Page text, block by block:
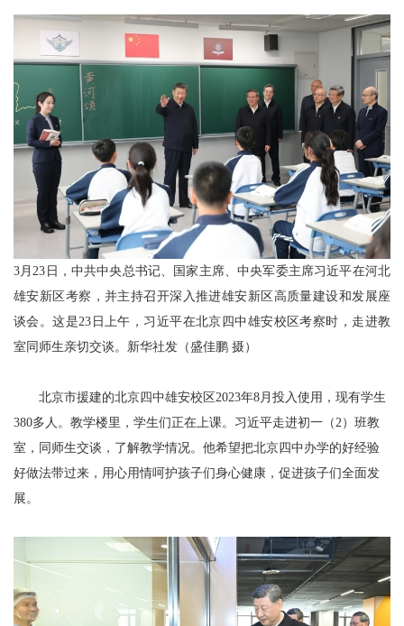
3月23日，中共中央总书记、国家主席、中央军委主席习近平在河北
雄安新区考察，并主持召开深入推进雄安新区高质量建设和发展座
谈会。这是23日上午，习近平在北京四中雄安校区考察时，走进教
室同师生亲切交谈。新华社发（盛佳鹏 摄）
北京市援建的北京四中雄安校区2023年8月投入使用，现有学生
380多人。教学楼里，学生们正在上课。习近平走进初一（2）班教
室，同师生交谈，了解教学情况。他希望把北京四中办学的好经验
好做法带过来，用心用情呵护孩子们身心健康，促进孩子们全面发
展。